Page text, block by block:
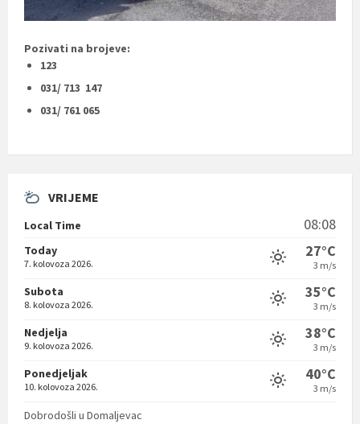
Pozivati na brojeve:
123
031/ 713 147
031/ 761 065
VRIJEME
Local Time 08:08
Today
7. kolovoza 2026.
27°C
3 m/s
Subota
8. kolovoza 2026.
35°C
3 m/s
Nedjelja
9. kolovoza 2026.
38°C
3 m/s
Ponedjeljak
10. kolovoza 2026.
40°C
3 m/s
Dobrodošli u Domaljevac